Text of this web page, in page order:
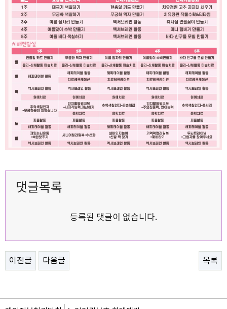
댓글목록
등록된 댓글이 없습니다.
이전글 다음글 목록